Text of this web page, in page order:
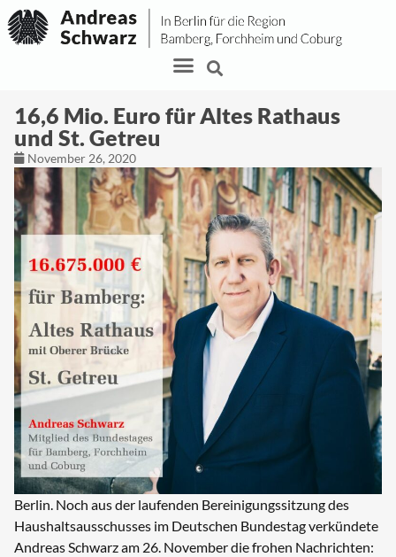
16,6 Mio. Euro für Altes Rathaus
und St. Getreu
November 26, 2020
Berlin. Noch aus der laufenden Bereinigungssitzung des
Haushaltsausschusses im Deutschen Bundestag verkündete
Andreas Schwarz am 26. November die frohen Nachrichten: